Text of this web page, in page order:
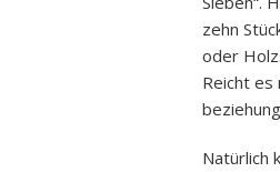
zehn
oder
Reicht es
Natürlich